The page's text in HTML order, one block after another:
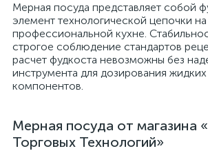
Мерная посуда представляет собой
элемент технологической цепочки
профессиональной кухне.
строгое соблюдение стандартов
расчет фудкоста невозможны без
инструмента для дозирования
компонентов.
Мерная посуда от магазина
Торговых Технологий»